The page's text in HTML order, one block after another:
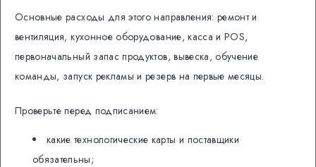
Основные расходы для этого направления: ремонт и
вентиляция, кухонное оборудование, касса и POS,
первоначальный запас продуктов, вывеска, обучение
команды, запуск рекламы и резерв на первые месяцы.
Проверьте перед подписанием:
какие технологические карты и поставщики
обязательны;